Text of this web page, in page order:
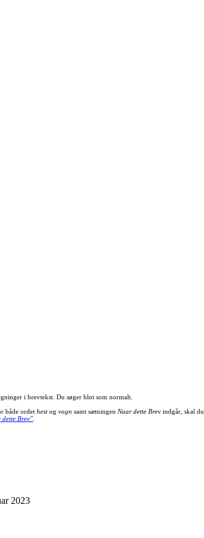
i brevtekst. Du søger blot som normalt.
både ordet hestog vogn samt sætningen Naar dette Brevindgår, skal du
dette Brev".
2023